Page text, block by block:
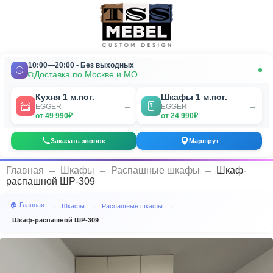
10:00—20:00 • Без выходных
Доставка по Москве и МО
Кухня 1 м.пог.
EGGER
от 49 990₽
→
Шкафы 1 м.пог.
EGGER
от 24 990₽
→
Заказать звонок Маршрут
Главная Шкафы Распашные шкафы
Шкаф-
распашной ШР-309
🏠 Главная → Шкафы → Распашные шкафы →
Шкаф-распашной ШР-309